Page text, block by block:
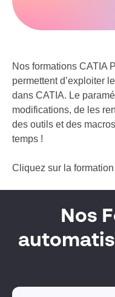
Nos formations CATIA
permettent d’exploiter
dans CATIA. Le
modifications, de les
des outils et des
temps !
Cliquez sur la
Nos